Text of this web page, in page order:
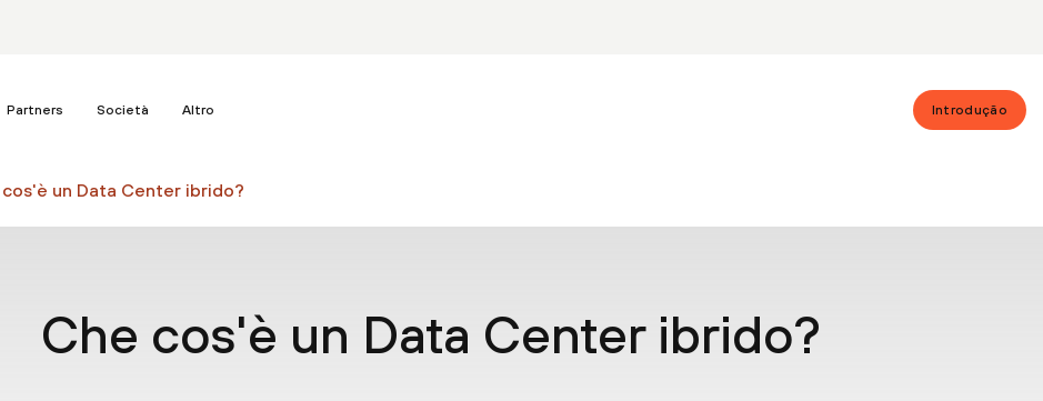
Partners Società Altro Introdução
cos'è un Data Center ibrido?
Che cos'è un Data Center ibrido?